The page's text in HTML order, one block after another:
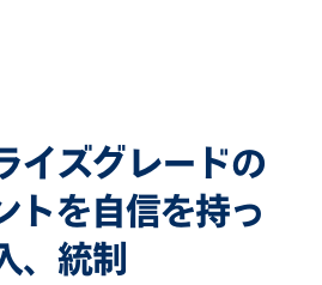
イズグレードの
トを自信を持っ
、統制